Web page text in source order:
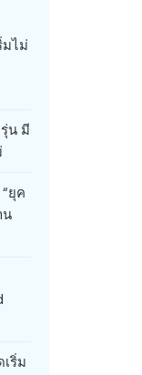
มไม่
น มี
ยุค
น
ริ่ม